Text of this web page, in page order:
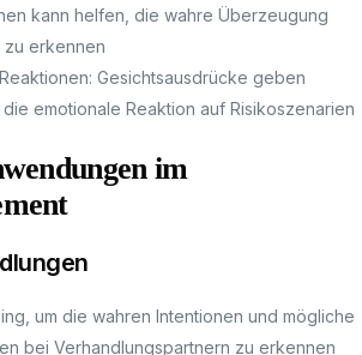
kann helfen, die wahre Überzeugung
zu erkennen
Gesichtsausdrücke geben
emotionale Reaktion auf Risikoszenarien
im
um die wahren Intentionen und mögliche
bei Verhandlungspartnern zu erkennen